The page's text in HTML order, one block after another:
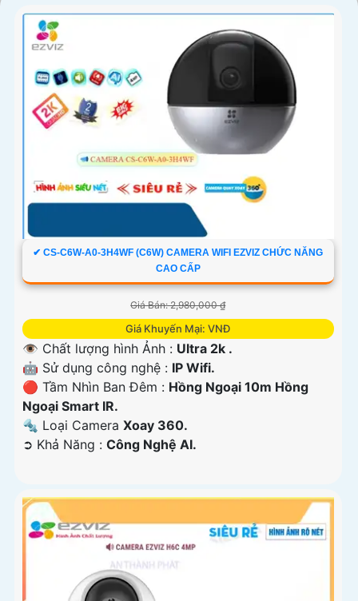
✔ CS-C6W-A0-3H4WF (C6W) CAMERA WIFI EZVIZ CHỨC NĂNG
CAO CẤP
Giá Bán: 2,980,000 ₫
Giá Khuyến Mại: VNĐ
👁 Chất lượng hình Ảnh : Ultra 2k .
🤖️ Sử dụng công nghệ : IP Wifi.
🔴 Tầm Nhìn Ban Đêm : Hồng Ngoại 10m Hồng
Ngoại Smart IR.
🔩 Loại Camera Xoay 360.
️➲ Khả Năng : Công Nghệ AI.